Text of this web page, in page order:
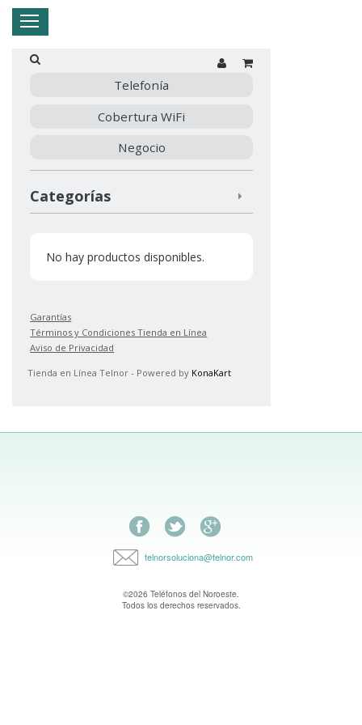
Hogar
Telefonía
Cobertura WiFi
Negocio
Categorías
No hay productos disponibles.
Garantías
Términos y Condiciones Tienda en Línea
Aviso de Privacidad
Tienda en Línea Telnor - Powered by KonaKart
FacebookSíguenos en Twitter
telnorsoluciona@telnor.com
©2026 Teléfonos del Noroeste.
Todos los derechos reservados.